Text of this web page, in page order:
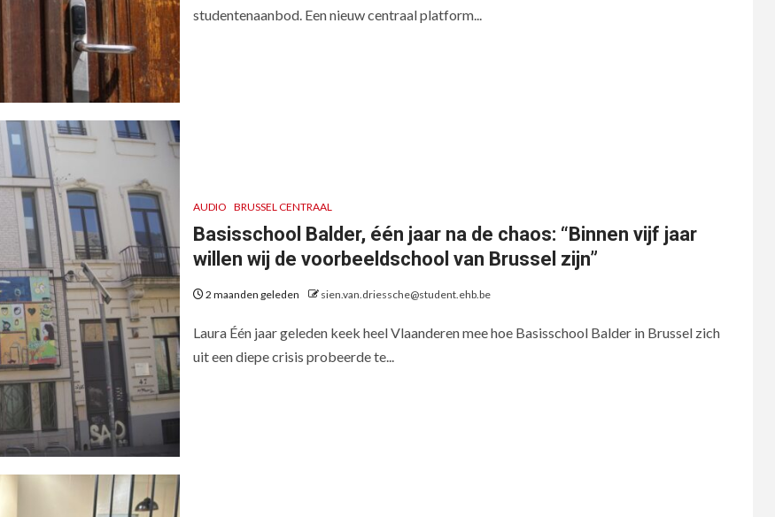
studentenaanbod. Een nieuw centraal platform...
AUDIO BRUSSEL CENTRAAL
Basisschool Balder, één jaar na de chaos: “Binnen vijf jaar
willen wij de voorbeeldschool van Brussel zijn”
2 maanden geleden sien.van.driessche@student.ehb.be
Laura Één jaar geleden keek heel Vlaanderen mee hoe Basisschool Balder in Brussel zich
uit een diepe crisis probeerde te...